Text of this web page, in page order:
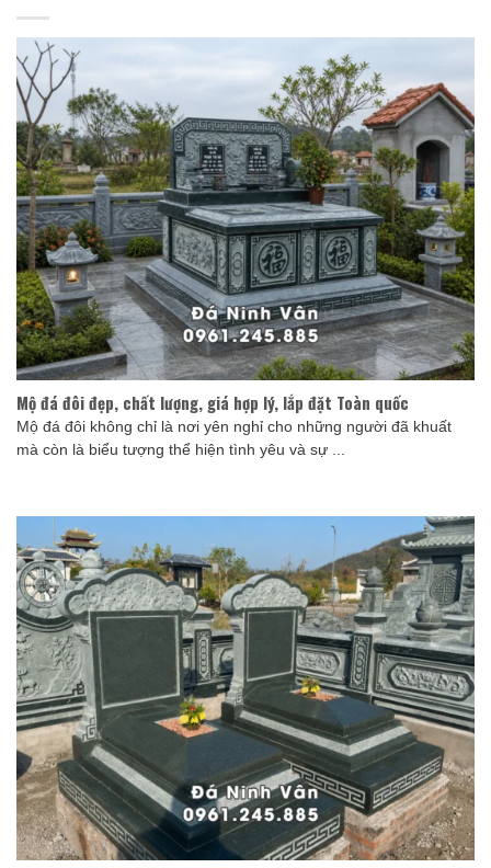
Mộ đá đôi đẹp, chất lượng, giá hợp lý, lắp đặt Toàn quốc
Mộ đá đôi không chỉ là nơi yên nghỉ cho những người đã khuất
mà còn là biểu tượng thể hiện tình yêu và sự ...